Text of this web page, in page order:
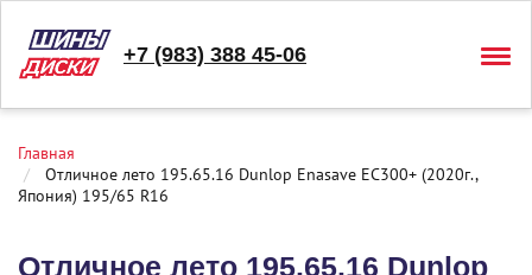
+7 (983) 388 45-06
Главная
Отличное лето 195.65.16 Dunlop Enasave EC300+ (2020г.,
Япония) 195/65 R16
Отличное лето 195.65.16 Dunlop